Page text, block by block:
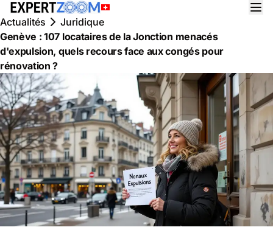
Actualités
Juridique
Genève : 107 locataires de la Jonction menacés
d'expulsion, quels recours face aux congés pour
rénovation ?